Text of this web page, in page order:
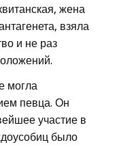
жена
взяла
и не раз
могла
певца. Он
участие в
было